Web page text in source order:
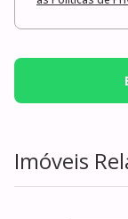
Imóveis